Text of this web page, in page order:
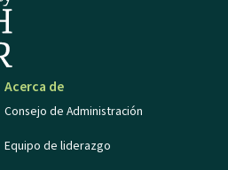
Acerca de
Consejo de Administración
Equipo de liderazgo